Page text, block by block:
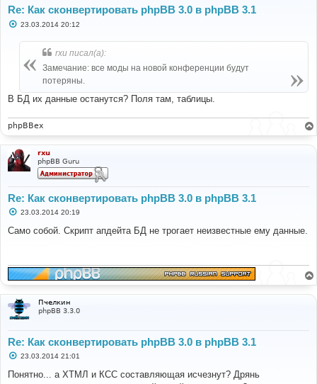
}
foreach
{
if ($style['style_name'] == 'prosilver'
{
break;
}
if
{
$sql_ary =
'style_name'
=> 'prosilver',
'style_copyright'
=> '&copy; phpBB Group'
'style_active'
1
'bbcode_bitfield'
=> 'lNg=',
'style_parent_id'
$sql = 'INSERT INTO ' . STYLES_TABLE . '
$db
$prosilver = array(
'style_name'
=> 'prosilver',
);
Re: Как сконвертировать phpBB 3.0 в phpBB 3.1
С
е
23.03.2014 20:12
rxu писал(а):
Замечание: все моды на новой конференции будут
потеряны.
В БД их данные останутся? Поля там, таблицы.
phpBBex
rxu
phpBB Guru
Re: Как сконвертировать phpBB 3.0 в phpBB 3.1
С
о
б
и
е
23.03.2014 20:19
Само собой. Скрипт апдейта БД не трогает неизвестные ему данные.
Пчелкин
phpBB 3.3.0
Re: Как сконвертировать phpBB 3.0 в phpBB 3.1
С
о
б
23.03.2014 21:01
Понятно... а ХТМЛ и КСС составляющая исчезнут? Дрянь